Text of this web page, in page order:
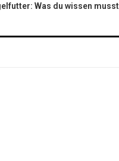
Was du wissen musst